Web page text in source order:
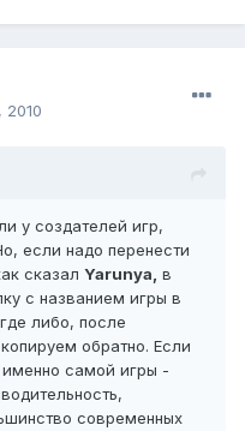
2010
у создателей игр,
если надо перенести
сказал Yarunya, в
с названием игры в
либо, после
обратно. Если
самой игры -
современных